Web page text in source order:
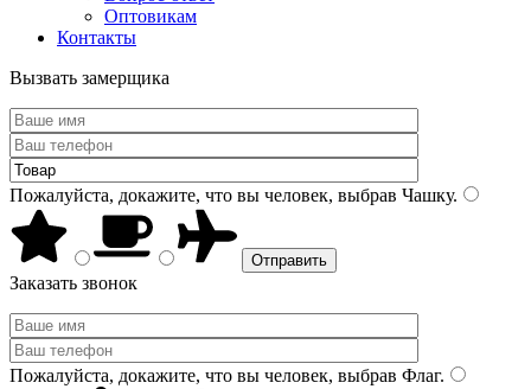
Оптовикам
Контакты
Вызвать замерщика
Пожалуйста, докажите, что вы человек, выбрав Чашку.
Заказать звонок
Пожалуйста, докажите, что вы человек, выбрав Флаг.